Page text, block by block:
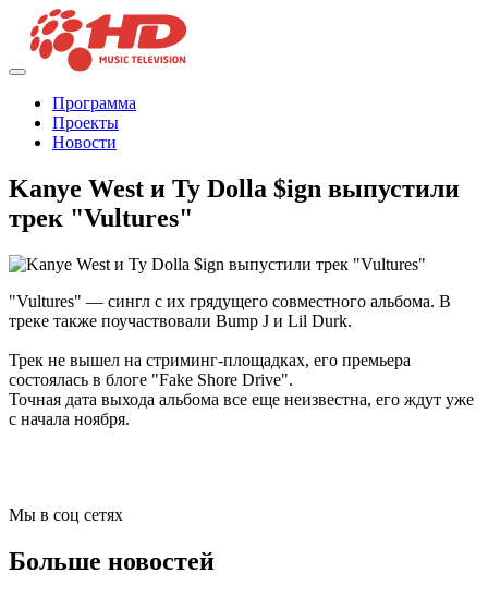
Программа
Проекты
Новости
Kanye West и Ty Dolla $ign выпустили
трек "Vultures"
"Vultures" — сингл с их грядущего совместного альбома. В
треке также поучаствовали Bump J и Lil Durk.
Трек не вышел на стриминг-площадках, его премьера
состоялась в блоге "Fake Shore Drive".
Точная дата выхода альбома все еще неизвестна, его ждут уже
с начала ноября.
Мы в соц сетях
Больше новостей